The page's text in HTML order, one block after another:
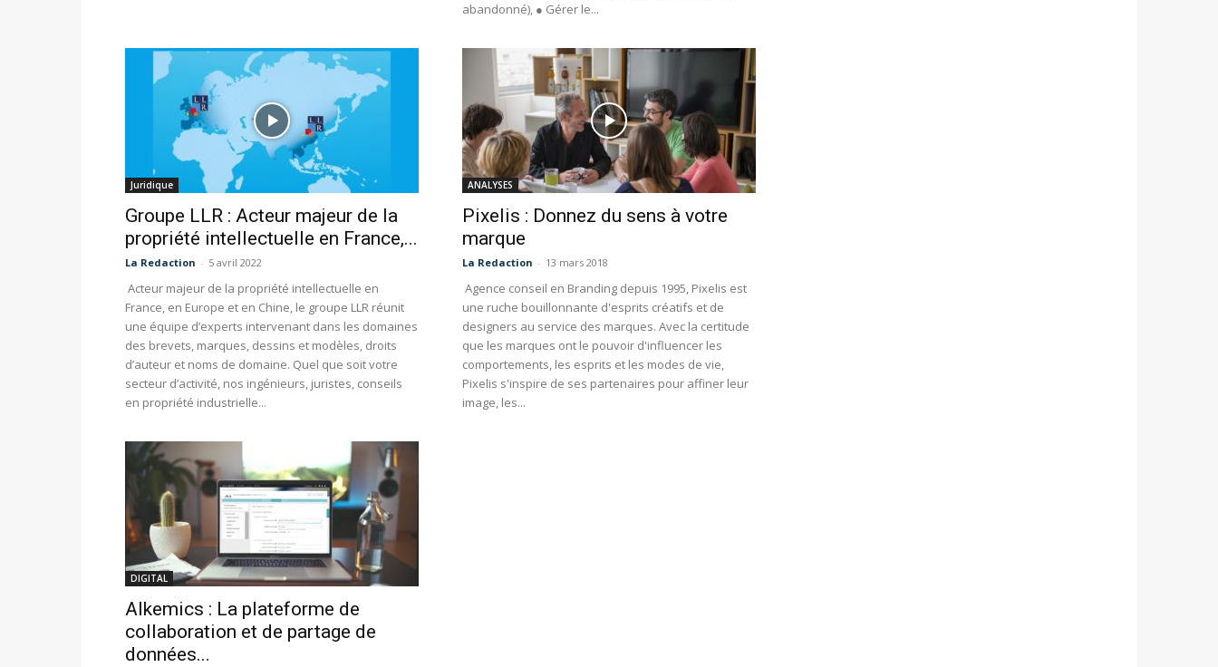
abandonné), ● Gérer le...
Juridique
Groupe LLR : Acteur majeur de la
propriété intellectuelle en France,...
La Redaction - 5 avril 2022
Acteur majeur de la propriété intellectuelle en
France, en Europe et en Chine, le groupe LLR réunit
une équipe d’experts intervenant dans les domaines
des brevets, marques, dessins et modèles, droits
d’auteur et noms de domaine. Quel que soit votre
secteur d’activité, nos ingénieurs, juristes, conseils
en propriété industrielle...
ANALYSES
Pixelis : Donnez du sens à votre
marque
La Redaction - 13 mars 2018
Agence conseil en Branding depuis 1995, Pixelis est
une ruche bouillonnante d'esprits créatifs et de
designers au service des marques. Avec la certitude
que les marques ont le pouvoir d'influencer les
comportements, les esprits et les modes de vie,
Pixelis s'inspire de ses partenaires pour affiner leur
image, les...
DIGITAL
Alkemics : La plateforme de
collaboration et de partage de
données...